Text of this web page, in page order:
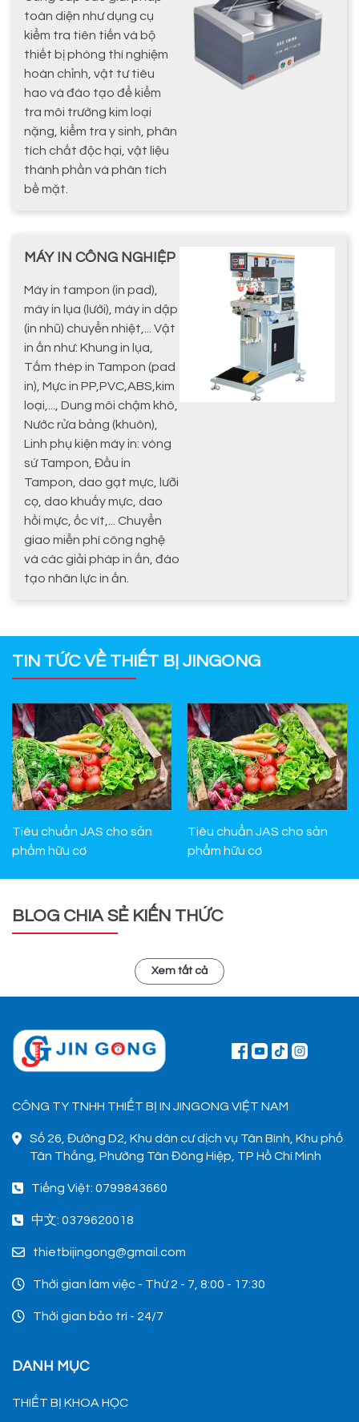
toàn diện như dụng cụ
kiểm tra tiên tiến và bộ
thiết bị phòng thí nghiệm
hoàn chỉnh, vật tư tiêu
hao và đào tạo để kiểm
tra môi trường kim loại
nặng, kiểm tra y sinh, phân
tích chất độc hại, vật liệu
thành phần và phân tích
bề mặt.
MÁY IN CÔNG NGHIỆP
Máy in tampon (in pad),
máy in lụa (lưới), máy in dập
(in nhũ) chuyển nhiệt,... Vật
in ấn như: Khung in lụa,
Tấm thép in Tampon (pad
in), Mực in PP,PVC,ABS,kim
loại,..., Dung môi chậm khô,
Nước rửa bảng (khuôn),
Linh phụ kiện máy in: vòng
sứ Tampon, Đầu in
Tampon, dao gạt mực, lưỡi
cọ, dao khuấy mực, dao
hồi mực, ốc vít,... Chuyển
giao miễn phí công nghệ
và các giải pháp in ấn, đào
tạo nhân lực in ấn.
TIN TỨC VỀ THIẾT BỊ JINGONG
Tiêu chuẩn JAS cho sản
phẩm hữu cơ
Tiêu chuẩn JAS cho sản
phẩm hữu cơ
BLOG CHIA SẺ KIẾN THỨC
Xem tất cả
CÔNG TY TNHH THIẾT BỊ IN JINGONG VIỆT NAM
Số 26, Đường D2, Khu dân cư dịch vụ Tân Bình, Khu phố
Tân Thắng, Phường Tân Đông Hiệp, TP Hồ Chí Minh
Tiếng Việt: 0799843660
中文: 0379620018
thietbijingong@gmail.com
Thời gian làm việc - Thứ 2 - 7, 8:00 - 17:30
Thời gian bảo trì - 24/7
DANH MỤC
THIẾT BỊ KHOA HỌC